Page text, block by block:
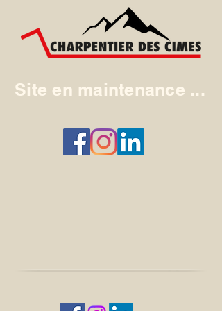
Site en maintenance ...